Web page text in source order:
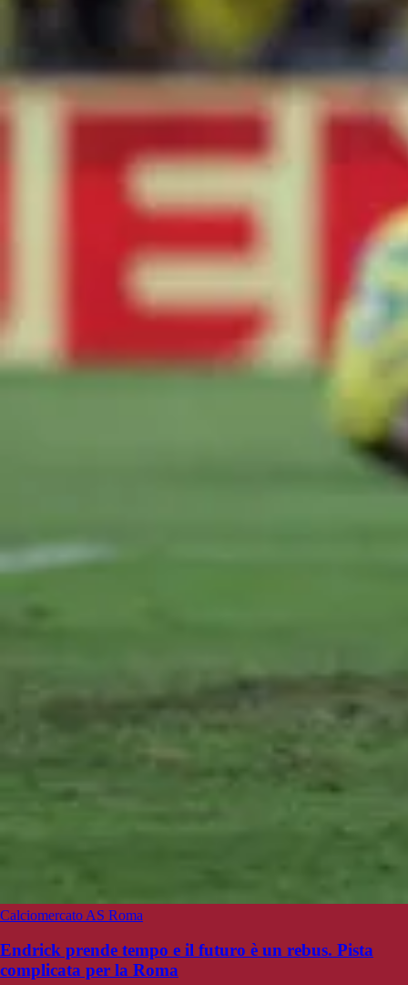
Calciomercato AS Roma
Endrick prende tempo e il futuro è un rebus. Pista
complicata per la Roma